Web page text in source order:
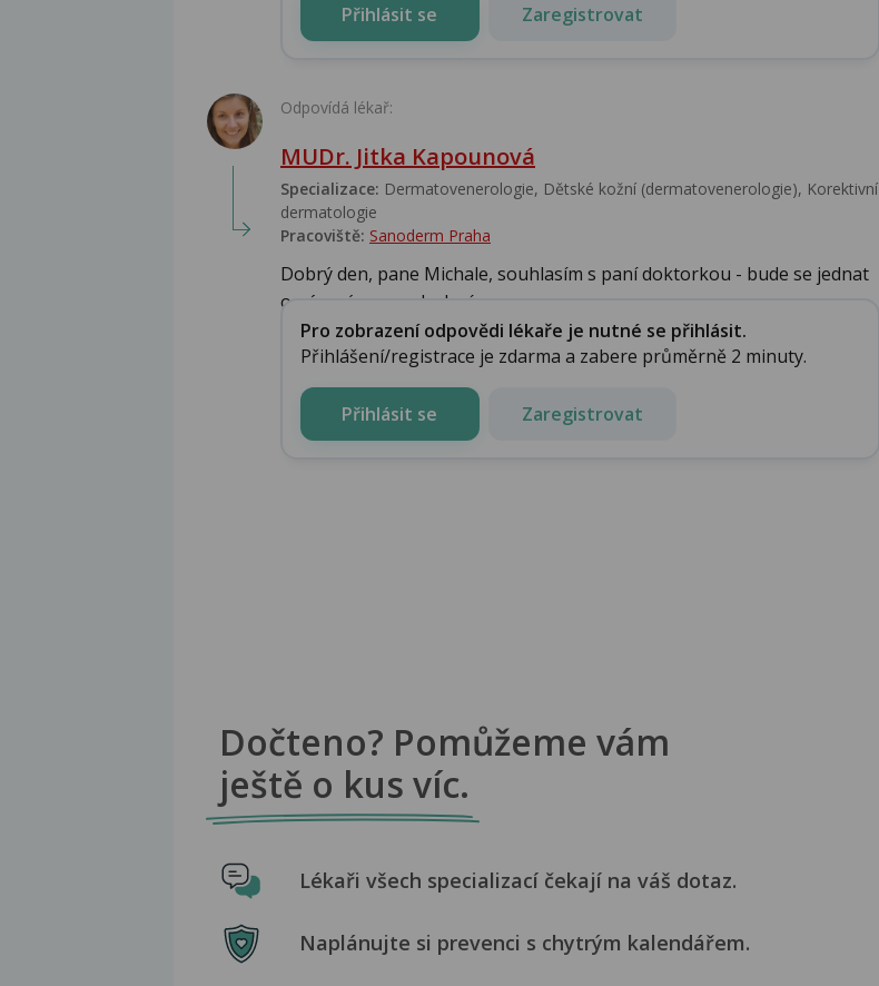
Přihlásit se Zaregistrovat
Odpovídá lékař:
MUDr. Jitka Kapounová
Specializace: Dermatovenerologie, Dětské kožní (dermatovenerologie), Korektivní
dermatologie
Pracoviště: Sanoderm Praha
Dobrý den, pane Michale, souhlasím s paní doktorkou - bude se jednat
o pásový opar - drobné pu...
Pro zobrazení odpovědi lékaře je nutné se přihlásit.
Přihlášení/registrace je zdarma a zabere průměrně 2 minuty.
Přihlásit se Zaregistrovat
Dočteno? Pomůžeme vám
ještě o kus víc.
Lékaři všech specializací čekají na váš dotaz.
Naplánujte si prevenci s chytrým kalendářem.